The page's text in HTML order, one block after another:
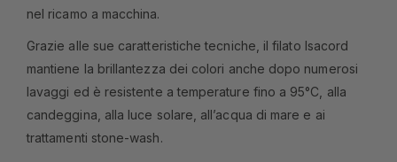
nel ricamo a macchina.
Grazie alle sue caratteristiche tecniche, il filato Isacord
mantiene la brillantezza dei colori anche dopo numerosi
lavaggi ed è resistente a temperature fino a 95°C, alla
candeggina, alla luce solare, all’acqua di mare e ai
trattamenti stone-wash.